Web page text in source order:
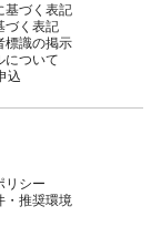
基づく表記
づく表記
標識の掲示
について
込
リシー
・推奨環境